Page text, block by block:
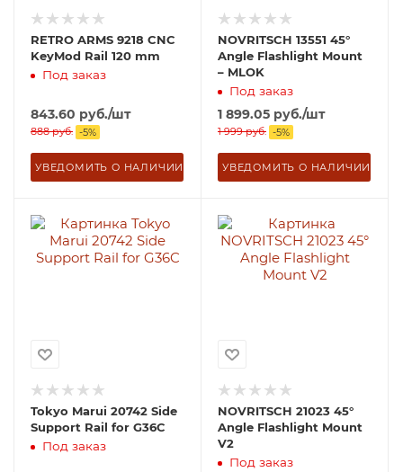
RETRO ARMS 9218 CNC
KeyMod Rail 120 mm
Под заказ
843.60 руб./шт
888руб. -5%
УВЕДОМИТЬ О НАЛИЧИИ
NOVRITSCH 13551 45°
Angle Flashlight Mount
– MLOK
Под заказ
1 899.05 руб./шт
1 999руб. -5%
УВЕДОМИТЬ О НАЛИЧИИ
Tokyo Marui 20742 Side
Support Rail for G36C
Под заказ
NOVRITSCH 21023 45°
Angle Flashlight Mount
V2
Под заказ